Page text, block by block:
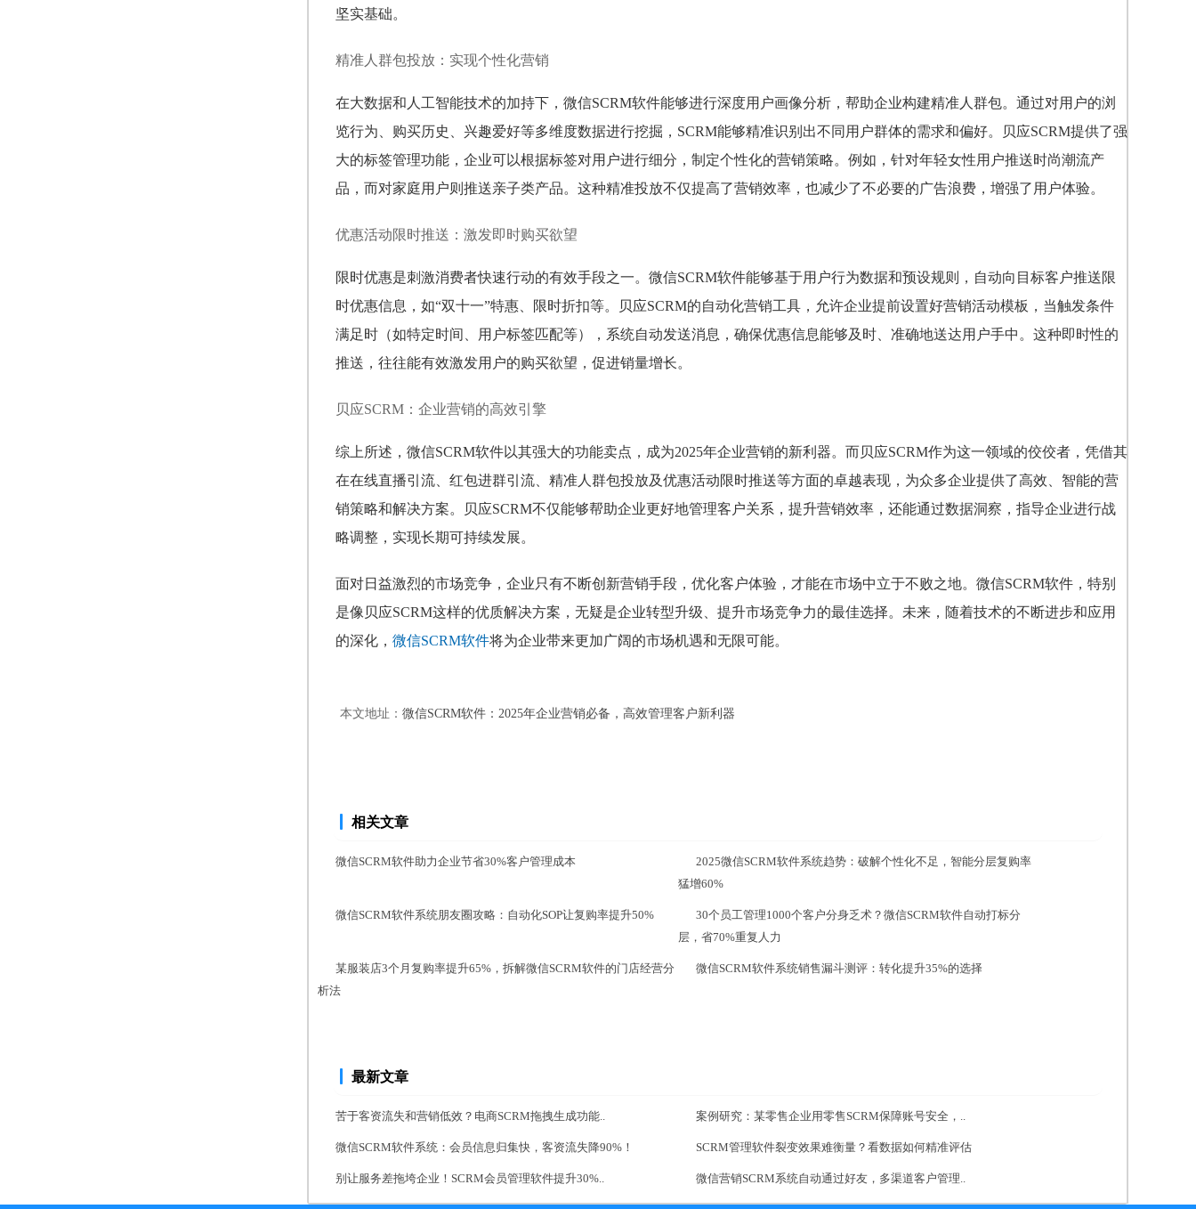
坚实基础。
精准人群包投放：实现个性化营销
在大数据和人工智能技术的加持下，微信SCRM软件能够进行深度用户画像分析，帮助企业构建精准人群包。通过对用户的浏
览行为、购买历史、兴趣爱好等多维度数据进行挖掘，SCRM能够精准识别出不同用户群体的需求和偏好。贝应SCRM提供了强
大的标签管理功能，企业可以根据标签对用户进行细分，制定个性化的营销策略。例如，针对年轻女性用户推送时尚潮流产
品，而对家庭用户则推送亲子类产品。这种精准投放不仅提高了营销效率，也减少了不必要的广告浪费，增强了用户体验。
优惠活动限时推送：激发即时购买欲望
限时优惠是刺激消费者快速行动的有效手段之一。微信SCRM软件能够基于用户行为数据和预设规则，自动向目标客户推送限
时优惠信息，如“双十一”特惠、限时折扣等。贝应SCRM的自动化营销工具，允许企业提前设置好营销活动模板，当触发条件
满足时（如特定时间、用户标签匹配等），系统自动发送消息，确保优惠信息能够及时、准确地送达用户手中。这种即时性的
推送，往往能有效激发用户的购买欲望，促进销量增长。
贝应SCRM：企业营销的高效引擎
综上所述，微信SCRM软件以其强大的功能卖点，成为2025年企业营销的新利器。而贝应SCRM作为这一领域的佼佼者，凭借其
在在线直播引流、红包进群引流、精准人群包投放及优惠活动限时推送等方面的卓越表现，为众多企业提供了高效、智能的营
销策略和解决方案。贝应SCRM不仅能够帮助企业更好地管理客户关系，提升营销效率，还能通过数据洞察，指导企业进行战
略调整，实现长期可持续发展。
面对日益激烈的市场竞争，企业只有不断创新营销手段，优化客户体验，才能在市场中立于不败之地。微信SCRM软件，特别
是像贝应SCRM这样的优质解决方案，无疑是企业转型升级、提升市场竞争力的最佳选择。未来，随着技术的不断进步和应用
的深化， 微信SCRM软件将为企业带来更加广阔的市场机遇和无限可能。
本文地址： 微信SCRM软件：2025年企业营销必备，高效管理客户新利器
相关文章
微信SCRM软件助力企业节省30%客户管理成本
2025微信SCRM软件系统趋势：破解个性化不足，智能分层复购率
猛增60%
微信SCRM软件系统朋友圈攻略：自动化SOP让复购率提升50%
30个员工管理1000个客户分身乏术？微信SCRM软件自动打标分
层，省70%重复人力
某服装店3个月复购率提升65%，拆解微信SCRM软件的门店经营分
析法
微信SCRM软件系统销售漏斗测评：转化提升35%的选择
最新文章
苦于客资流失和营销低效？电商SCRM拖拽生成功能.. 案例研究：某零售企业用零售SCRM保障账号安全，..
微信SCRM软件系统：会员信息归集快，客资流失降90%！ SCRM管理软件裂变效果难衡量？看数据如何精准评估
别让服务差拖垮企业！SCRM会员管理软件提升30%.. 微信营销SCRM系统自动通过好友，多渠道客户管理..